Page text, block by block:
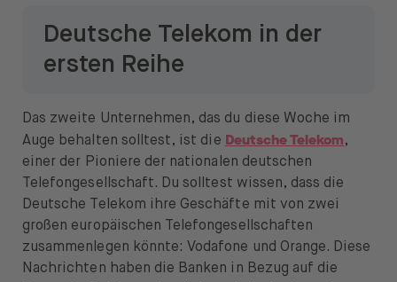
Deutsche Telekom in der
ersten Reihe
Das zweite Unternehmen, das du diese Woche im
Auge behalten solltest, ist die Deutsche Telekom,
einer der Pioniere der nationalen deutschen
Telefongesellschaft. Du solltest wissen, dass die
Deutsche Telekom ihre Geschäfte mit von zwei
großen europäischen Telefongesellschaften
zusammenlegen könnte: Vodafone und Orange. Diese
Nachrichten haben die Banken in Bezug auf die